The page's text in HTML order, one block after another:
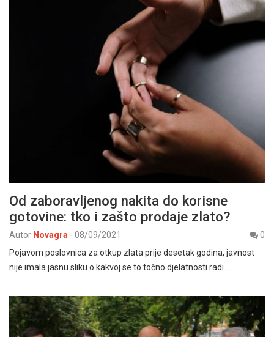
Od zaboravljenog nakita do korisne
gotovine: tko i zašto prodaje zlato?
Autor Novagra - 08/09/2021
0
Pojavom poslovnica za otkup zlata prije desetak godina, javnost
nije imala jasnu sliku o kakvoj se to točno djelatnosti radi.…